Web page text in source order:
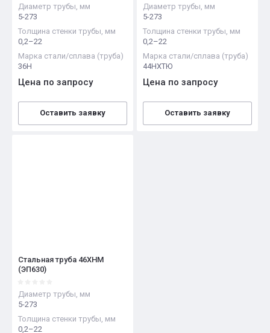
Диаметр трубы, мм
5-273
Толщина стенки трубы, мм
0,2–22
Марка стали/сплава (труба)
36Н
Цена по запросу
Оставить заявку
Диаметр трубы, мм
5-273
Толщина стенки трубы, мм
0,2–22
Марка стали/сплава (труба)
44НХТЮ
Цена по запросу
Оставить заявку
Стальная труба 46ХНМ
(ЭП630)
Диаметр трубы, мм
5-273
Толщина стенки трубы, мм
0,2–22